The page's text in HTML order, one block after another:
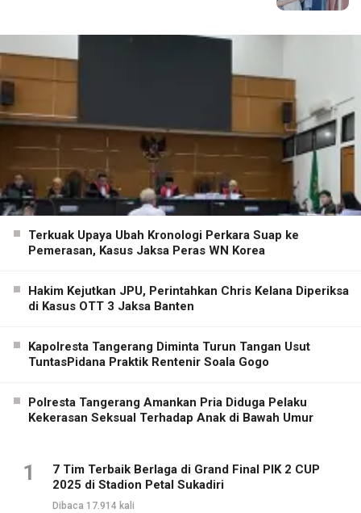
Terkuak Upaya Ubah Kronologi Perkara Suap ke
Pemerasan, Kasus Jaksa Peras WN Korea
Hakim Kejutkan JPU, Perintahkan Chris Kelana Diperiksa
di Kasus OTT 3 Jaksa Banten
Kapolresta Tangerang Diminta Turun Tangan Usut
TuntasPidana Praktik Rentenir Soala Gogo
Polresta Tangerang Amankan Pria Diduga Pelaku
Kekerasan Seksual Terhadap Anak di Bawah Umur
1
7 Tim Terbaik Berlaga di Grand Final PIK 2 CUP
2025 di Stadion Petal Sukadiri
Dibaca 17.914 kali